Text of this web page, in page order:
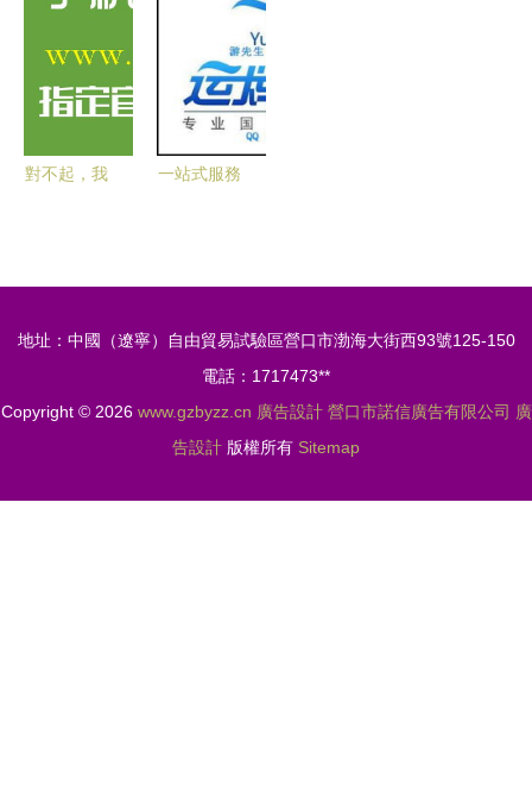
代理賦能國
內養老項目
場與代理商
賈飛的拓展
機遇
對不起，我
中國，賭博
止的，因為
一站式服務
解決方案
地址：中國（遼寧）自由貿易試驗區營口市渤海大街西93號125-150
電話：1717473**
Copyright © 2026 www.gzbyzz.cn 廣告設計 營口市諾信廣告有限公司 廣
告設計 版權所有 Sitemap